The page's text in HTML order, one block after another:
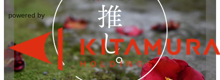
powered by